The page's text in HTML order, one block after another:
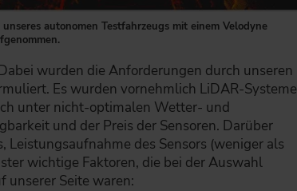
autonomen Testfahrzeugs mit einem Velodyne
wurden die Anforderungen durch unseren
Es wurden vornehmlich LiDAR-Systeme
unter nicht-optimalen Wetter- und
und der Preis der Sensoren. Darüber
des Sensors (weniger als
wichtige Faktoren, die bei der Auswahl
unserer Seite waren: